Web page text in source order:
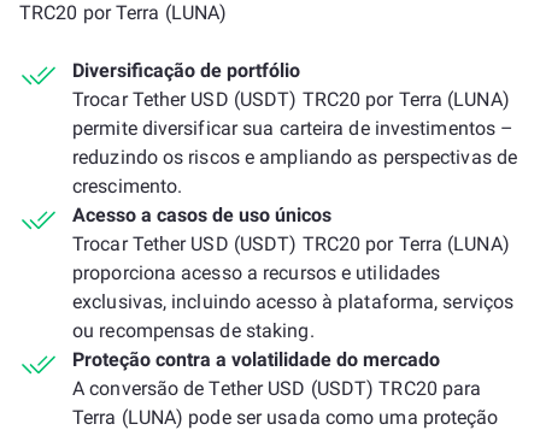
TRC20 por Terra (LUNA)
Diversificação de portfólio
Trocar Tether USD (USDT) TRC20 por Terra (LUNA)
permite diversificar sua carteira de investimentos –
reduzindo os riscos e ampliando as perspectivas de
crescimento.
Acesso a casos de uso únicos
Trocar Tether USD (USDT) TRC20 por Terra (LUNA)
proporciona acesso a recursos e utilidades
exclusivas, incluindo acesso à plataforma, serviços
ou recompensas de staking.
Proteção contra a volatilidade do mercado
A conversão de Tether USD (USDT) TRC20 para
Terra (LUNA) pode ser usada como uma proteção